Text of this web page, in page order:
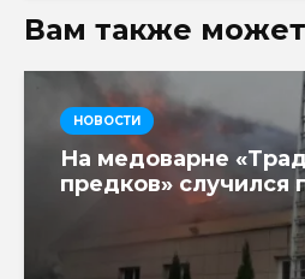
Вам также
НОВОСТИ
На медоварне
предков» случился